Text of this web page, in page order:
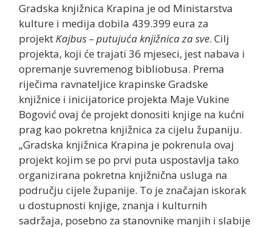
Gradska knjižnica Krapina je od Ministarstva
kulture i medija dobila 439.399 eura za
projektKajbus – putujuća knjižnica za sve. Cilj
projekta, koji će trajati 36 mjeseci, jest nabava i
opremanje suvremenog bibliobusa. Prema
riječima ravnateljice krapinske Gradske
knjižnice i inicijatorice projekta Maje Vukine
Bogović ovaj će projekt donositi knjige na kućni
prag kao pokretna knjižnica za cijelu županiju.
„Gradska knjižnica Krapina je pokrenula ovaj
projekt kojim se po prvi puta uspostavlja tako
organizirana pokretna knjižnična usluga na
području cijele županije. To je značajan iskorak
u dostupnosti knjige, znanja i kulturnih
sadržaja, posebno za stanovnike manjih i slabije